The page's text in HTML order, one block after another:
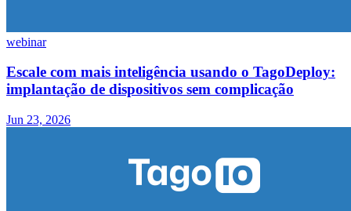
webinar
Escale com mais inteligência usando o TagoDeploy:
implantação de dispositivos sem complicação
Jun 23, 2026